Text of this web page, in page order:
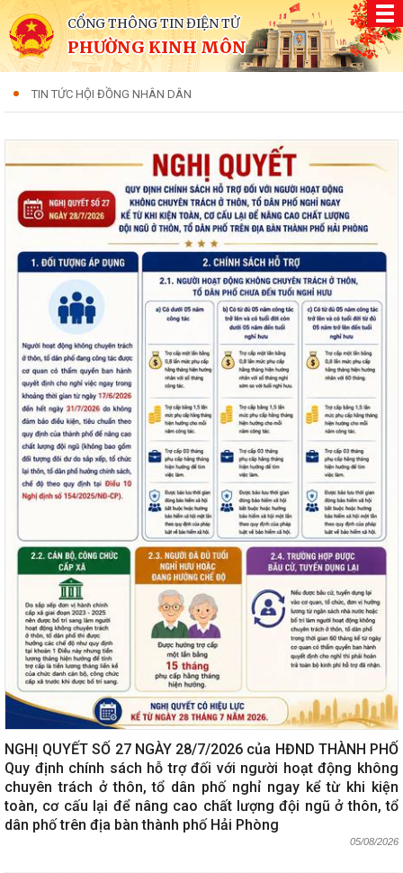
CỔNG THÔNG TIN ĐIỆN TỬ
PHƯỜNG KINH MÔN
TIN TỨC HỘI ĐỒNG NHÂN DÂN
NGHỊ QUYẾT SỐ 27 NGÀY 28/7/2026 của HĐND THÀNH PHỐ
Quy định chính sách hỗ trợ đối với người hoạt động không
chuyên trách ở thôn, tổ dân phố nghỉ ngay kể từ khi kiện
toàn, cơ cấu lại để nâng cao chất lượng đội ngũ ở thôn, tổ
dân phố trên địa bàn thành phố Hải Phòng
05/08/2026